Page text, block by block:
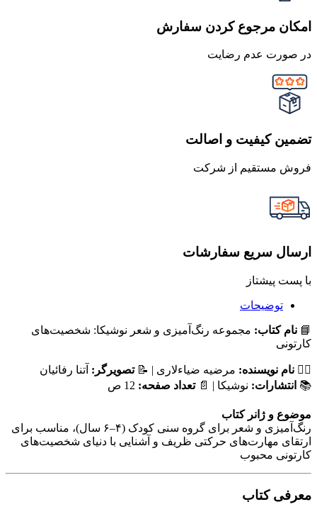
امکان مرجوع کردن سفارش
در صورت عدم رضایت
تضمین کیفیت و اصالت
فروش مستقیم از شرکت
ارسال سریع سفارشات
با پست پیشتاز
توضیحات
📘 نام کتاب: مجموعه رنگ‌آمیزی و شعر نوشیکا: شخصیت‌های
کارتونی
✍🏻 نام نویسنده: مرضیه ضیاءلاری | 📝تصویرگر: آتنا رفائیان
📚 انتشارات: نوشیکا | 📄تعداد صفحه:
موضوع و ژانر کتاب
رنگ‌آمیزی و شعر برای گروه سنی کودک (۴–۶ سال)، مناسب برای
ارتقای مهارت‌های حرکتی ظریف و آشنایی با دنیای شخصیت‌های
کارتونی محبوب
معرفی کتاب